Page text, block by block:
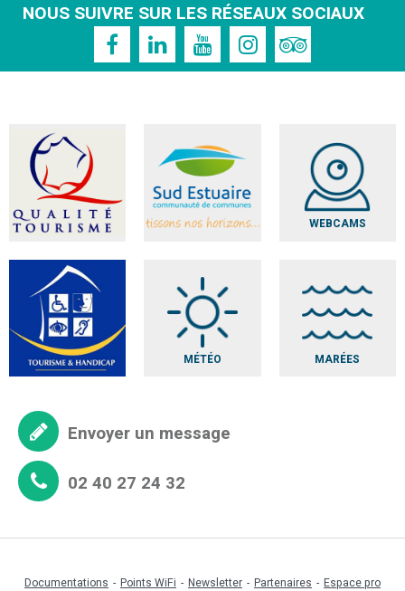
NOUS SUIVRE SUR LES RÉSEAUX SOCIAUX
WEBCAMS
MÉTÉO MARÉES
Envoyer un message
02 40 27 24 32
Documentations Points WiFi Newsletter Partenaires Espace pro